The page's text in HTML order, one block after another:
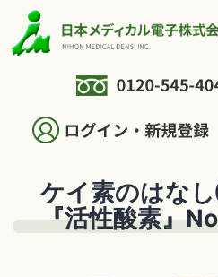
ケイ素のはな
『活性酸素』